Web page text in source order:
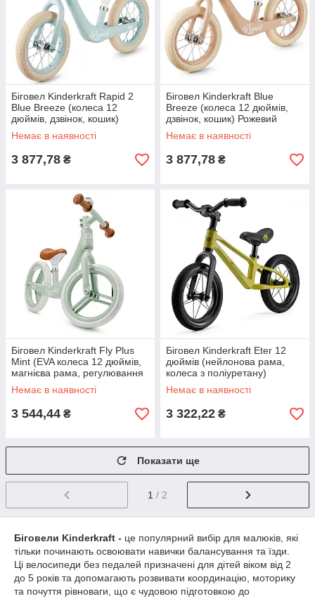
Біговел Kinderkraft Rapid 2
Blue Breeze (колеса 12
дюймів, дзвінок, кошик)
Блакитний
Немає в наявності
3 877,78 ₴
Біговел Kinderkraft Blue
Breeze (колеса 12 дюймів,
дзвінок, кошик) Рожевий
Немає в наявності
3 877,78 ₴
Біговел Kinderkraft Fly Plus
Mint (EVA колеса 12 дюймів,
магнієва рама, регулювання
сидіння)
Немає в наявності
3 544,44 ₴
Біговел Kinderkraft Eter 12
дюймів (нейлонова рама,
колеса з поліуретану)
KRETER00LIM0000 Lime
Немає в наявності
3 322,22 ₴
Показати ще
1 / 2
Біговели Kinderkraft - це популярний вибір для малюків, які
тільки починають освоювати навички балансування та їзди.
Ці велосипеди без педалей призначені для дітей віком від 2
до 5 років та допомагають розвивати координацію, моторику
та почуття рівноваги, що є чудовою підготовкою до